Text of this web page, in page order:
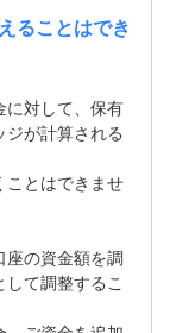
ることはでき
に対して、保有
ジが計算される
ことはできませ
座の資金額を調
て調整するこ